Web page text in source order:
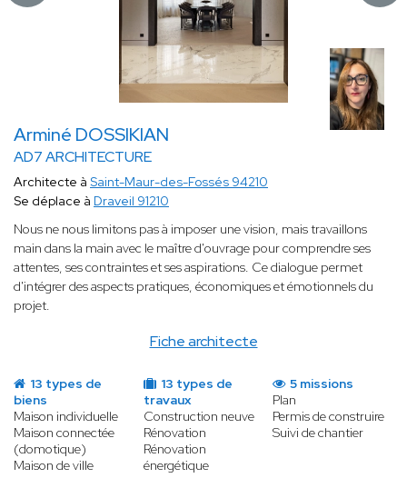
Arminé DOSSIKIAN
AD7 ARCHITECTURE
Fiche architecte
Architecte à Saint-Maur-des-Fossés 94210
Se déplace à Draveil 91210
Nous ne nous limitons pas à imposer une vision, mais travaillons
main dans la main avec le maître d'ouvrage pour comprendre ses
attentes, ses contraintes et ses aspirations. Ce dialogue permet
d'intégrer des aspects pratiques, économiques et émotionnels du
projet.
13 types de
biens
Maison individuelle
Maison connectée
(domotique)
Maison de ville
13 types de
travaux
Construction neuve
Rénovation
Rénovation
énergétique
5 missions
Plan
Permis de construire
Suivi de chantier